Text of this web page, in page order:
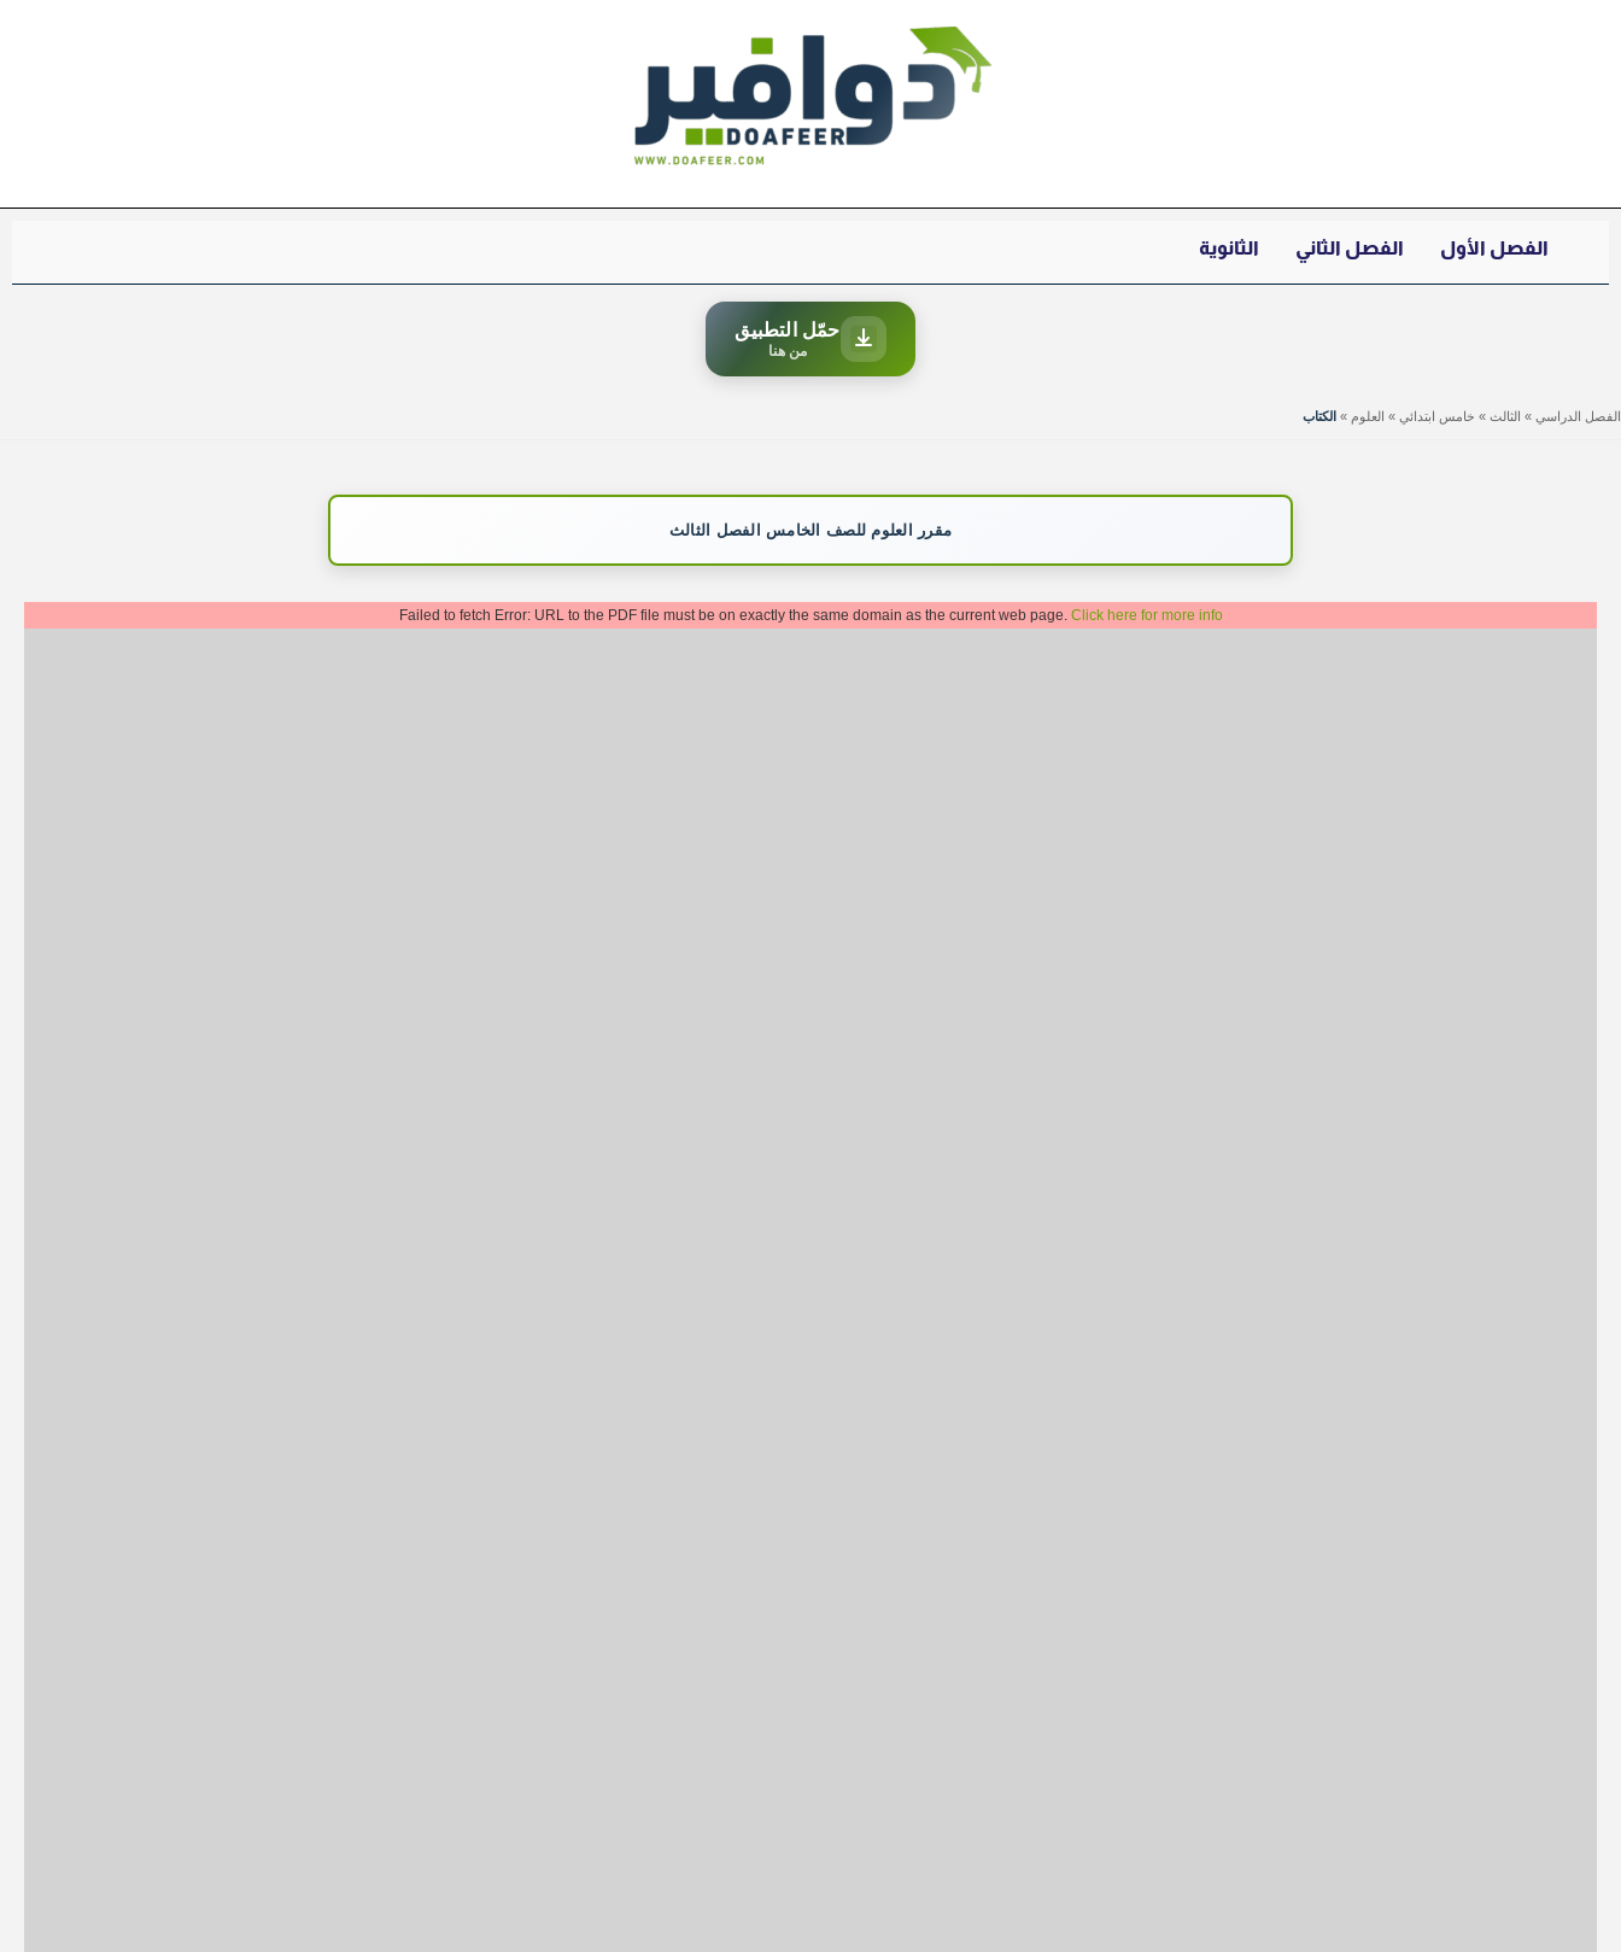
الفصل الأول الفصل الثاني الثانوية
حمّل التطبيق
من هنا
الفصل الدراسي » الثالث » خامس ابتدائي » العلوم » الكتاب
مقرر العلوم للصف الخامس الفصل الثالث
Failed to fetch Error: URL to the PDF file must be on exactly the same domain as the current web page. Click here for more info